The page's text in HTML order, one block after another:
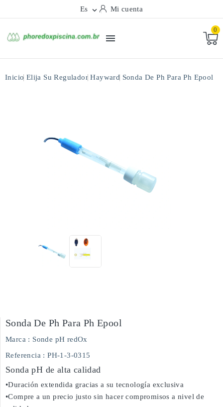
Es  Mi cuenta

0
Inicio Elija Su Regulador Hayward Sonda De Ph Para Ph Epool
Sonda De Ph Para Ph Epool
Marca : Sonde pH redOx
Referencia : PH-1-3-0315
Sonda pH de alta calidad
•Duración extendida gracias a su tecnología exclusiva
•Compre a un precio justo sin hacer compromisos a nivel de